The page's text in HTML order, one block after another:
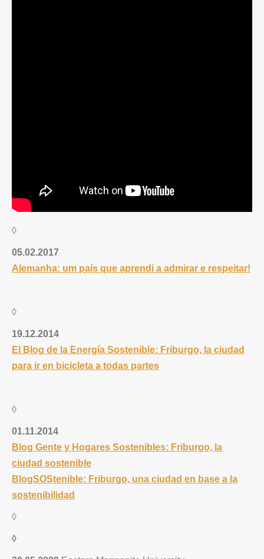
◊
05.02.2017
Alemanha: um país que aprendi a admirar e respeitar!
◊
19.12.2014
El Blog de la Energía Sostenible: Friburgo, la ciudad
para ir en bicicleta a todas partes
◊
01.11.2014
Blog Gente y Hogares Sostenibles: Friburgo, la
ciudad sostenible
BlogSOStenible: Friburgo, una ciudad en base a la
sostenibilidad
◊
◊